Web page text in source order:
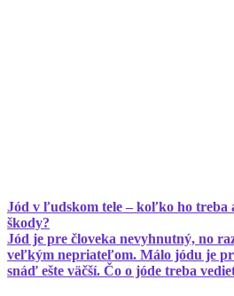
Jód v ľudskom tele – koľko ho treba
škody?
Jód je pre človeka nevyhnutný, no
veľkým nepriateľom. Málo jódu je
snáď ešte väčší. Čo o jóde treba